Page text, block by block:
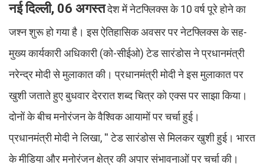
नई दिल्ली, 06 अगस्तदेश में नेटफ्लिक्स के 10 वर्ष पूरे होने का
जश्न शुरू हो गया है। इस ऐतिहासिक अवसर पर नेटफ्लिक्स के सह-
मुख्य कार्यकारी अधिकारी (को-सीईओ) टेड सारंडोस ने प्रधानमंत्री
नरेन्द्र मोदी से मुलाकात की। प्रधानमंत्री मोदी ने इस मुलाकात पर
खुशी जताते हुए बुधवार देररात शब्द चित्र को एक्स पर साझा किया।
दोनों के बीच मनोरंजन के वैश्विक आयामों पर चर्चा हुई।
प्रधानमंत्री मोदी ने लिखा, '' टेड सारंडोस से मिलकर खुशी हुई। भारत
के मीडिया और मनोरंजन क्षेत्र की अपार संभावनाओं पर चर्चा की।